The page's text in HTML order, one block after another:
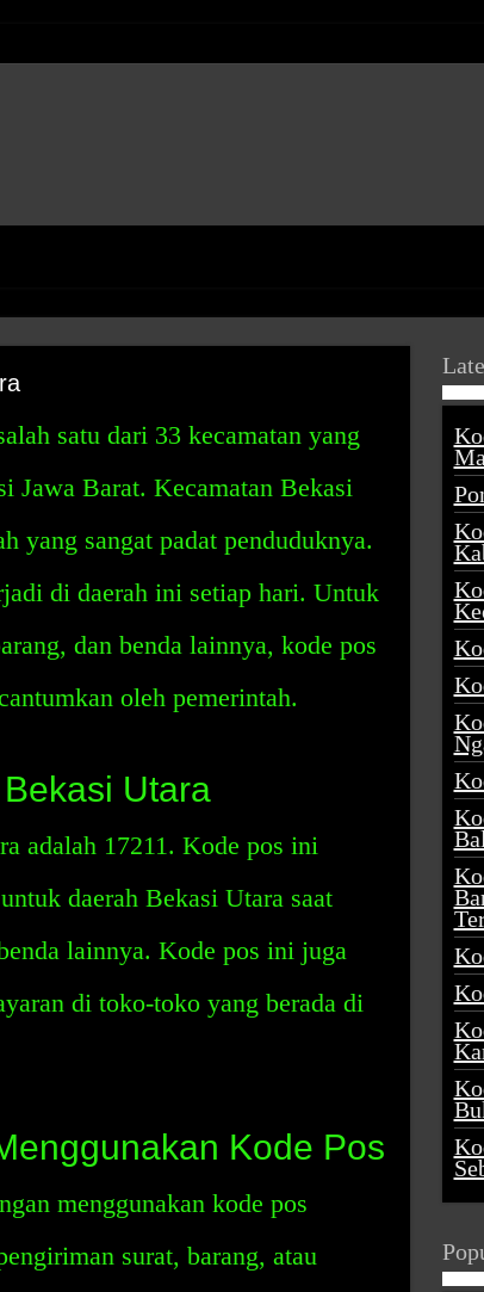
satu dari 33 kecamatan yang
Jawa Barat. Kecamatan Bekasi
yang sangat padat penduduknya.
di daerah ini setiap hari. Untuk
dan benda lainnya, kode pos
oleh pemerintah.
Utara
adalah 17211. Kode pos ini
daerah Bekasi Utara saat
lainnya. Kode pos ini juga
di toko-toko yang berada di
Kode Pos
menggunakan kode pos
surat, barang, atau